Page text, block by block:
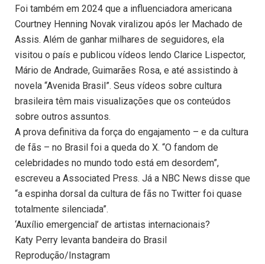
Foi também em 2024 que a influenciadora americana
Courtney Henning Novak viralizou após ler Machado de
Assis. Além de ganhar milhares de seguidores, ela
visitou o país e publicou vídeos lendo Clarice Lispector,
Mário de Andrade, Guimarães Rosa, e até assistindo à
novela “Avenida Brasil”. Seus vídeos sobre cultura
brasileira têm mais visualizações que os conteúdos
sobre outros assuntos.
A prova definitiva da força do engajamento – e da cultura
de fãs – no Brasil foi a queda do X. “O fandom de
celebridades no mundo todo está em desordem”,
escreveu a Associated Press. Já a NBC News disse que
“a espinha dorsal da cultura de fãs no Twitter foi quase
totalmente silenciada”.
‘Auxílio emergencial’ de artistas internacionais?
Katy Perry levanta bandeira do Brasil
Reprodução/Instagram